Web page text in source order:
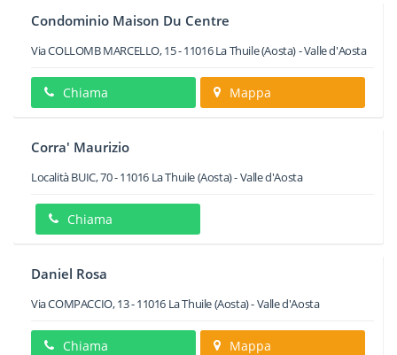
Condominio Maison Du Centre
Via COLLOMB MARCELLO, 15-11016 La Thuile(Aosta) -Valle d'Aosta
Chiama Mappa
Corra' Maurizio
Località BUIC, 70-11016 La Thuile(Aosta) -Valle d'Aosta
Chiama
Daniel Rosa
Via COMPACCIO, 13-11016 La Thuile(Aosta) -Valle d'Aosta
Chiama Mappa